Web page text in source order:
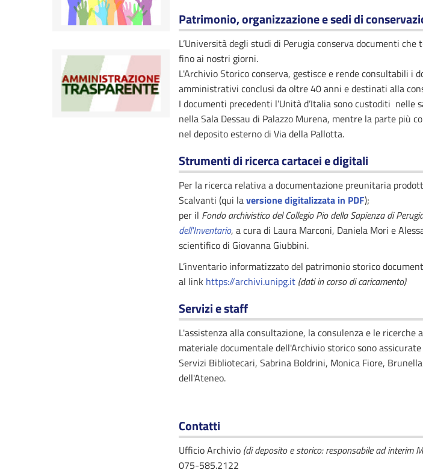
Patrimonio, organizzazione e sedi di
L’Università degli studi di Perugia conserva documenti che
fino ai nostri giorni.
L'Archivio Storico conserva, gestisce e rende consultabili i
amministrativi conclusi da oltre 40 anni e destinati alla
I documenti precedenti l’Unità d’Italia sono custoditi nelle
nella Sala Dessau di Palazzo Murena, mentre la parte più
nel deposito esterno di Via della Pallotta.
Strumenti di ricerca cartacei e digitali
Per la ricerca relativa a documentazione preunitaria
Scalvanti (qui laversione digitalizzata in PDF);
per il Fondo archivistico del Collegio Pio della Sapienza di
dell'Inventario, a cura di Laura Marconi, Daniela Mori e
scientifico di Giovanna Giubbini.
L’inventario informatizzato del patrimonio storico
al link https://archivi.unipg.it (dati in corso di caricamento)
Servizi e staff
L'assistenza alla consultazione, la consulenza e le
materiale documentale dell'Archivio storico sono
Servizi Bibliotecari, Sabrina Boldrini, Monica Fiore,
dell'Ateneo.
Contatti
Ufficio Archivio (di deposito e storico: responsabile ad interim
075-585.2122